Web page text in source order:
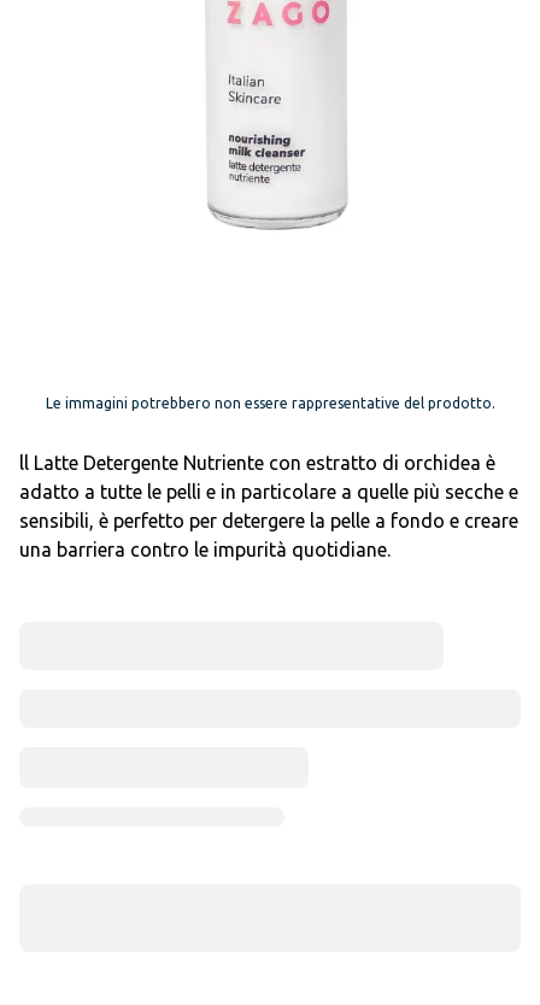
Le immagini potrebbero non essere rappresentative del prodotto.
ll Latte Detergente Nutriente con estratto di orchidea è
adatto a tutte le pelli e in particolare a quelle più secche e
sensibili, è perfetto per detergere la pelle a fondo e creare
una barriera contro le impurità quotidiane.